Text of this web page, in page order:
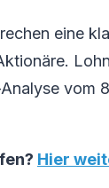
eine
vom
Hier